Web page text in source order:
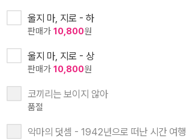
울지 마, 지로 - 하
판매가 10,800원
울지 마, 지로 - 상
판매가 10,800원
코끼리는 보이지 않아
품절
악마의 덧셈 - 1942년으로 떠난 시간 여행